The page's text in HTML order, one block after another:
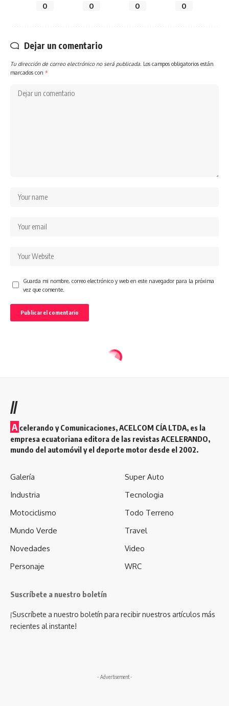
0 0 0 0
Dejar un comentario
Tu dirección de correo electrónico no será publicada. Los campos obligatorios están
marcados con *
Guarda mi nombre, correo electrónico y web en este navegador para la próxima
vez que comente.
//
A celerando y Comunicaciones, ACELCOM CÍA LTDA, es la
empresa ecuatoriana editora de las revistas ACELERANDO,
mundo del automóvil y el deporte motor desde el 2002.
Galería
Industria
Motociclismo
Mundo Verde
Novedades
Personaje
Super Auto
Tecnologia
Todo Terreno
Travel
Video
WRC
Suscríbete a nuestro boletín
¡Suscríbete a nuestro boletín para recibir nuestros artículos más
recientes al instante!
- Advertisement -